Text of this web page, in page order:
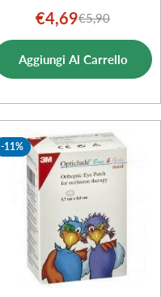
Prezzo
di
vendita
€4,69Prezzo
normale
€5,90
Aggiungi Al Carrello
-11%